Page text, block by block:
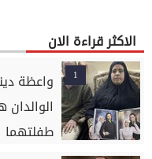
الاكثر قراءة الان
1
واعظة
طفلتهما